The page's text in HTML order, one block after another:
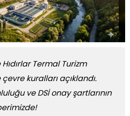
Termal Turizm
kuralları açıklandı.
ve DSİ onay şartlarının